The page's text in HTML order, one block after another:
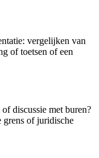
vergelijken van
of toetsen of een
discussie met buren?
grens of juridische